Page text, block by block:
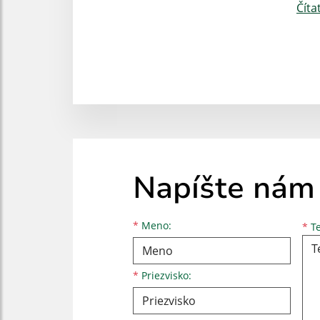
Napíšte nám
* Meno:
Meno
* Priezvisko:
Priezvisko
E-mailová adresa *